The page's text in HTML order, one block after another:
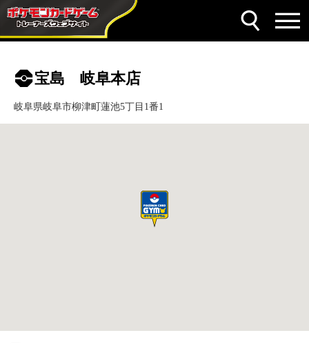
宝島 岐阜本店
岐阜県岐阜市柳津町蓮池5丁目1番1